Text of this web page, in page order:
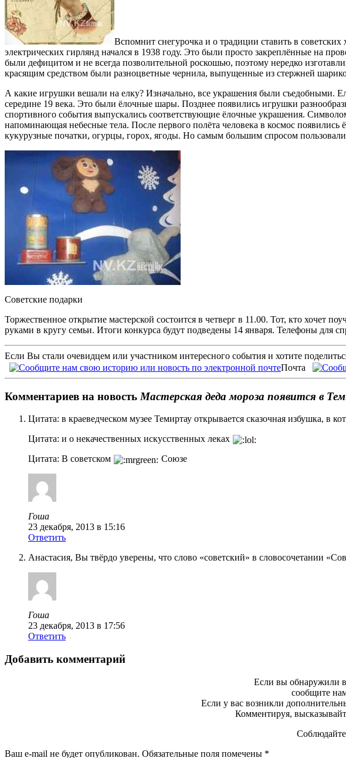
Вспомнит снегурочка и о традиции ставить в
электрических гирлянд начался в 1938 году. Это были просто закреплённые на
были дефицитом и не всегда позволительной роскошью, поэтому нередко
красящим средством были разноцветные чернила, выпущенные из стержней
А какие игрушки вешали на елку? Изначально, все украшения были съедобными.
середине 19 века. Это были ёлочные шары. Позднее появились игрушки
спортивного события выпускались соответствующие ёлочные украшения.
напоминающая небесные тела. После первого полёта человека в космос
кукурузные початки, огурцы, горох, ягоды. Но самым большим спросом
Советские подарки
Торжественное открытие мастерской состоится в четверг в 11.00. Тот, кто хочет
руками в кругу семьи. Итоги конкурса будут подведены 14 января. Телефоны для
Если Вы стали очевидцем или участником интересного события и хотите
Почта
Комментариев на новость Мастерская деда мороза появится в
Цитата: в краеведческом музее Темиртау открывается сказочная избушка, в
Цитата: и о некачественных искусственных леках
Цитата: В советском
Союзе
Гоша
23 декабря, 2013 в 15:16
Ответить
Анастасия, Вы твёрдо уверены, что слово «советский» в словосочетании
Гоша
23 декабря, 2013 в 17:56
Ответить
Добавить комментарий
Если вы обнаружили
сообщите
Если у вас возникли
Комментируя,
Соблюдайте
Ваш e-mail не будет опубликован. Обязательные поля помечены *